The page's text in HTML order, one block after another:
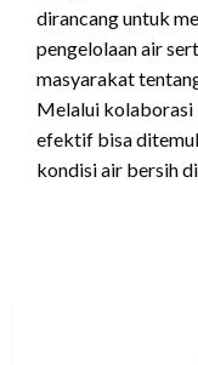
dirancang untuk
pengelolaan air
masyarakat
Melalui kolaborasi
efektif bisa
kondisi air bersih